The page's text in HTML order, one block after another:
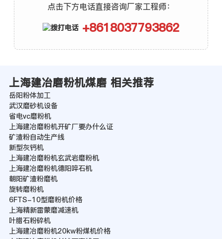
点击下方电话直接咨询厂家工程师：
+8618037793862
上海建冶磨粉机煤磨 相关推荐
岳阳粉体加工
武汉磨砂机设备
省电vc磨粉机
上海建冶磨粉机开矿厂要办什么证
矿渣粉自动生产线
新型灰钙机
上海建冶磨粉机玄武岩磨粉机
上海建冶磨粉机德阳啐石机
朝阳矿渣粉磨机
旋转磨粉机
6FTS-10型磨粉机价格
上海精新雷蒙磨减速机
叶腊石粉碎机
上海建冶磨粉机20kw粉煤机价格